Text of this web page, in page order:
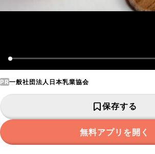
PR一般社団法人日本乳業協会
保存する
無料アプリを開く